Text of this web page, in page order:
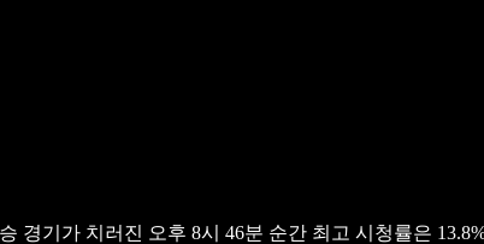
경기가 치러진 오후 8시 46분 순간 최고 시청률은